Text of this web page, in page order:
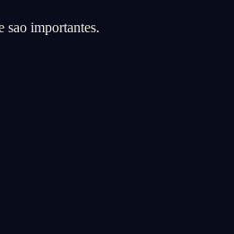
sao importantes.